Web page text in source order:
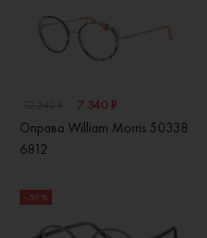
7 340 ₽
Оправа William Morris 50338
6812
- 50 %